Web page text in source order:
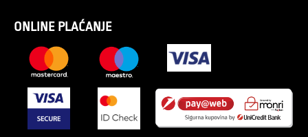
ONLINE PLAĆANJE